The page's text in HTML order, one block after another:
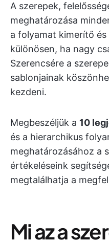
A szerepek,
meghatározása
a folyamat kimerítő
különösen, ha nagy
Szerencsére a
sablonjainak
kezdeni.
Megbeszéljük a 10
és a hierarchikus
meghatározásához a
értékeléseink
megtalálhatja a
Mi az a